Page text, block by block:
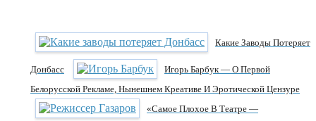
Какие Заводы Потеряет
Донбасс
Игорь Барбук — О Первой
Белорусской Рекламе, Нынешнем Креативе И Эротической Цензуре
«Самое Плохое В Театре —